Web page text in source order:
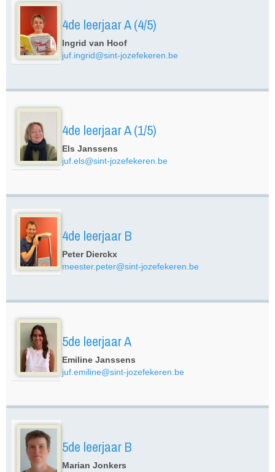
4de leerjaar A (4/5)
Ingrid van Hoof
juf.ingrid@sint-jozefekeren.be
4de leerjaar A (1/5)
Els Janssens
juf.els@sint-jozefekeren.be
4de leerjaar B
Peter Dierckx
meester.peter@sint-jozefekeren.be
5de leerjaar A
Emiline Janssens
juf.emiline@sint-jozefekeren.be
5de leerjaar B
Marian Jonkers